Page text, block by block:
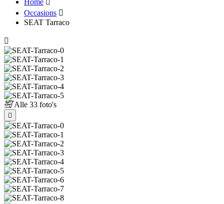
Home
Occasions
SEAT Tarraco
Alle 33 foto's